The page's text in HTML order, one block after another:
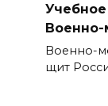
Военно-
Военно-
щит